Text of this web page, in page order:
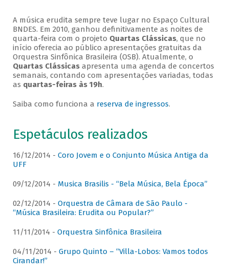
A música erudita sempre teve lugar no Espaço Cultural
BNDES. Em 2010, ganhou definitivamente as noites de
quarta-feira com o projeto Quartas Clássicas, que no
início oferecia ao público apresentações gratuitas da
Orquestra Sinfônica Brasileira (OSB). Atualmente, o
Quartas Clássicasapresenta uma agenda de concertos
semanais, contando com apresentações variadas, todas
as quartas-feiras às 19h.
Saiba como funciona a reserva de ingressos.
Espetáculos realizados
16/12/2014 - Coro Jovem e o Conjunto Música Antiga da
UFF
09/12/2014 - Musica Brasilis - “Bela Música, Bela Época”
02/12/2014 - Orquestra de Câmara de São Paulo -
“Música Brasileira: Erudita ou Popular?”
11/11/2014 - Orquestra Sinfônica Brasileira
04/11/2014 - Grupo Quinto – “Villa-Lobos: Vamos todos
Cirandar!”